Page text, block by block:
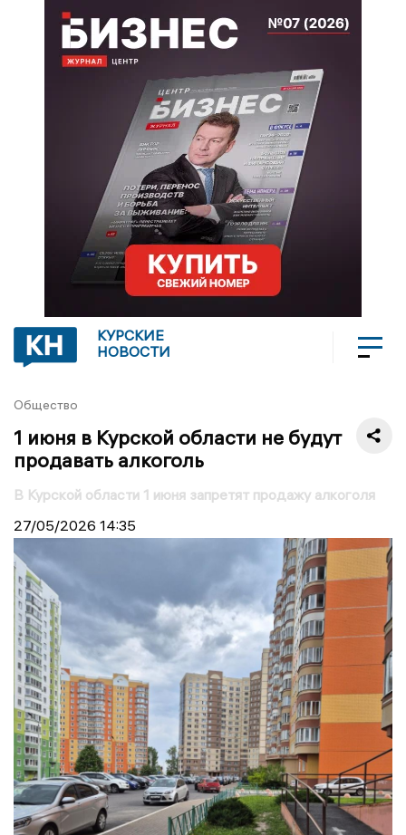
КУРСКИЕ
НОВОСТИ
Общество
1 июня в Курской области не будут
продавать алкоголь
В Курской области 1 июня запретят продажу алкоголя
27/05/2026 14:35